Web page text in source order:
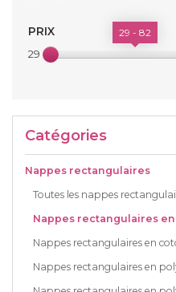
PRIX
29 €
29 - 82
Catégories
Nappes rectangulaires
Toutes les nappes
Nappes rectangulaires
Nappes rectangulaires en
Nappes rectangulaires en